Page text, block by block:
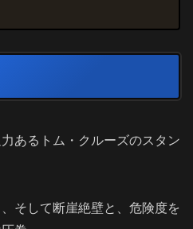
あるトム・クルーズのスタン
そして断崖絶壁と、危険度を